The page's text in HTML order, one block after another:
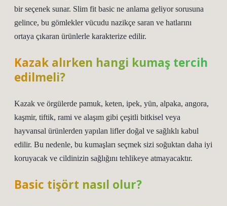
bir seçenek sunar. Slim fit basic ne anlama geliyor sorusuna
gelince, bu gömlekler vücudu nazikçe saran ve hatlarını
ortaya çıkaran ürünlerle karakterize edilir.
Kazak alırken hangi kumaş tercih
edilmeli?
Kazak ve örgülerde pamuk, keten, ipek, yün, alpaka, angora,
kaşmir, tiftik, rami ve alaşım gibi çeşitli bitkisel veya
hayvansal ürünlerden yapılan lifler doğal ve sağlıklı kabul
edilir. Bu nedenle, bu kumaşları seçmek sizi soğuktan daha iyi
koruyacak ve cildinizin sağlığını tehlikeye atmayacaktır.
Basic tişört nasıl olur?